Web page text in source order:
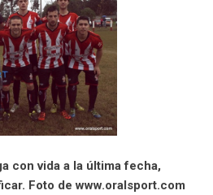
con vida a la última fecha,
Foto de www.oralsport.com